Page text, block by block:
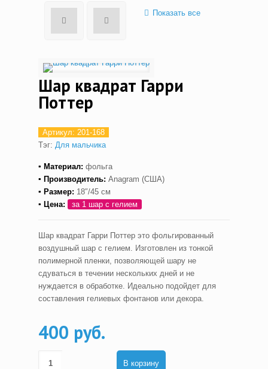
Показать все
Шар квадрат Гарри
Поттер
Артикул: 201-168
Тэг: Для мальчика
▪ Материал: фольга
▪ Производитель: Anagram (США)
▪ Размер: 18″/45 см
▪ Цена:
за 1 шар с гелием
Шар квадрат Гарри Поттер это фольгированный
воздушный шар с гелием. Изготовлен из тонкой
полимерной пленки, позволяющей шару не
сдуваться в течении нескольких дней и не
нуждается в обработке. Идеально подойдет для
составления гелиевых фонтанов или декора.
400 руб.
В корзину